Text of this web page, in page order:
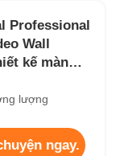
Professional
Wall
kế màn
biểu diễn
lượng
ngay.